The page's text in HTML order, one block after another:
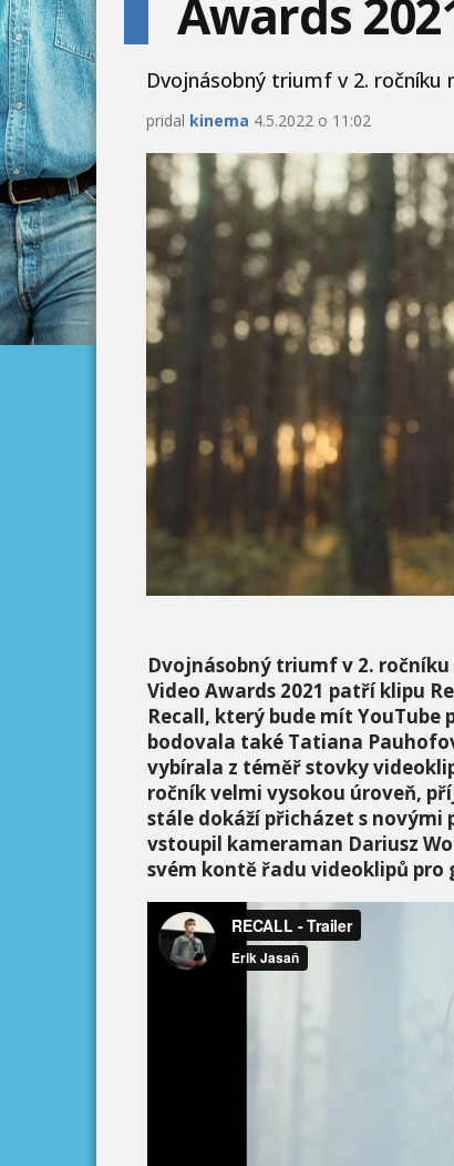
Awards
Dvojnásobný triumf v 2. ročníku
pridal kinema 4.5.2022 o 11:02
Dvojnásobný triumf v 2. ročníku
Video Awards 2021 patříklipu
Recall, který bude mít
bodovala také Tatiana
vybírala z téměřstovky
ročník velmi vysokou úroveň,
stále dokáží přicházet s novými
vstoupil kameraman Dariusz
svém kontě řadu videoklipů pro